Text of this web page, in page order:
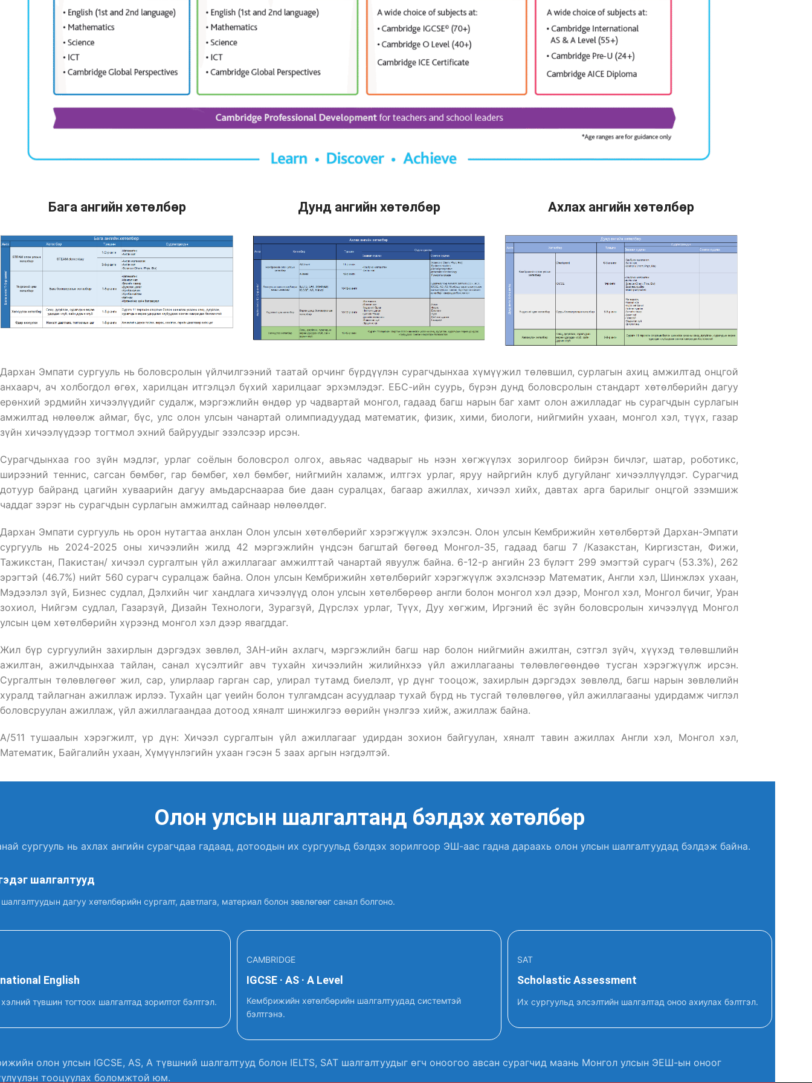
Бага ангийн хөтөлбөр Дунд ангийн хөтөлбөр Ахлах ангийн хөтөлбөр
Дархан Эмпати сургууль нь боловсролын үйлчилгээний таатай орчинг бүрдүүлэн сурагчдынхаа хүмүүжил төлөвшил, сурлагын ахиц амжилтад онцгой
анхаарч, ач холбогдол өгөх, харилцан итгэлцэл бүхий харилцааг эрхэмлэдэг. ЕБС-ийн суурь, бүрэн дунд боловсролын стандарт хөтөлбөрийн дагуу
ерөнхий эрдмийн хичээлүүдийг судалж, мэргэжлийн өндөр ур чадвартай монгол, гадаад багш нарын баг хамт олон ажилладаг нь сурагчдын сурлагын
амжилтад нөлөөлж аймаг, бүс, улс олон улсын чанартай олимпиадуудад математик, физик, хими, биологи, нийгмийн ухаан, монгол хэл, түүх, газар
зүйн хичээлүүдээр тогтмол эхний байруудыг эзэлсээр ирсэн.
Сурагчдынхаа гоо зүйн мэдлэг, урлаг соёлын боловсрол олгох, авьяас чадварыг нь нээн хөгжүүлэх зорилгоор бийрэн бичлэг, шатар, роботикс,
ширээний теннис, сагсан бөмбөг, гар бөмбөг, хөл бөмбөг, нийгмийн халамж, илтгэх урлаг, яруу найргийн клуб дугуйланг хичээллүүлдэг. Сурагчид
дотуур байранд цагийн хуваарийн дагуу амьдарснаараа бие даан суралцах, багаар ажиллах, хичээл хийх, давтах арга барилыг онцгой эзэмшиж
чаддаг зэрэг нь сурагчдын сурлагын амжилтад сайнаар нөлөөлдөг.
Дархан Эмпати сургууль нь орон нутагтаа анхлан Олон улсын хөтөлбөрийг хэрэгжүүлж эхэлсэн. Олон улсын Кембрижийн хөтөлбөртэй Дархан-Эмпати
сургууль нь 2024-2025 оны хичээлийн жилд 42 мэргэжлийн үндсэн багштай бөгөөд Монгол-35, гадаад багш 7 /Казакстан, Киргизстан, Фижи,
Тажикстан, Пакистан/ хичээл сургалтын үйл ажиллагааг амжилттай чанартай явуулж байна. 6-12-р ангийн 23 бүлэгт 299 эмэгтэй сурагч (53.3%), 262
эрэгтэй (46.7%) нийт 560 сурагч суралцаж байна. Олон улсын Кембрижийн хөтөлбөрийг хэрэгжүүлж эхэлснээр Математик, Англи хэл, Шинжлэх ухаан,
Мэдээлэл зүй, Бизнес судлал, Дэлхийн чиг хандлага хичээлүүд олон улсын хөтөлбөрөөр англи болон монгол хэл дээр, Монгол хэл, Монгол бичиг, Уран
зохиол, Нийгэм судлал, Газарзүй, Дизайн Технологи, Зурагзүй, Дүрслэх урлаг, Түүх, Дуу хөгжим, Иргэний ёс зүйн боловсролын хичээлүүд Монгол
улсын цөм хөтөлбөрийн хүрээнд монгол хэл дээр явагддаг.
Жил бүр сургуулийн захирлын дэргэдэх зөвлөл, ЗАН-ийн ахлагч, мэргэжлийн багш нар болон нийгмийн ажилтан, сэтгэл зүйч, хүүхэд төлөвшлийн
ажилтан, ажилчдынхаа тайлан, санал хүсэлтийг авч тухайн хичээлийн жилийнхээ үйл ажиллагааны төлөвлөгөөндөө тусган хэрэгжүүлж ирсэн.
Сургалтын төлөвлөгөөг жил, сар, улирлаар гарган сар, улирал тутамд биелэлт, үр дүнг тооцож, захирлын дэргэдэх зөвлөлд, багш нарын зөвлөлийн
хуралд тайлагнан ажиллаж ирлээ. Тухайн цаг үеийн болон тулгамдсан асуудлаар тухай бүрд нь тусгай төлөвлөгөө, үйл ажиллагааны удирдамж чиглэл
боловсруулан ажиллаж, үйл ажиллагаандаа дотоод хяналт шинжилгээ өөрийн үнэлгээ хийж, ажиллаж байна.
A/511 тушаалын хэрэгжилт, үр дүн: Хичээл сургалтын үйл ажиллагааг удирдан зохион байгуулан, хяналт тавин ажиллах Англи хэл, Монгол хэл,
Математик, Байгалийн ухаан, Хүмүүнлэгийн ухаан гэсэн 5 заах аргын нэгдэлтэй.
Олон улсын шалгалтанд бэлдэх хөтөлбөр
сургууль нь ахлах ангийн сурагчдаа гадаад, дотоодын их сургуульд бэлдэх зорилгоор ЭШ-аас гадна дараахь олон улсын шалгалтуудад бэлдэж байна.
шалгалтууд
дагуу хөтөлбөрийн сургалт, давтлага, материал болон зөвлөгөөг санал болгоно.
English
түвшин тогтоох шалгалтад зорилтот бэлтгэл.
CAMBRIDGE
IGCSE · AS · A Level
Кембрижийн хөтөлбөрийн шалгалтуудад системтэй
бэлтгэнэ.
SAT
Scholastic Assessment
Их сургуульд элсэлтийн шалгалтад оноо ахиулах бэлтгэл.
олон улсын IGCSE, AS, A түвшний шалгалтууд болон IELTS, SAT шалгалтуудыг өгч оноогоо авсан сурагчид маань Монгол улсын ЭЕШ-ын оноог
тооцуулах боломжтой юм.